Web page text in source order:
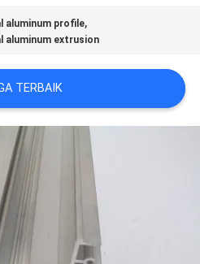
aluminum profile,
aluminum extrusion
TERBAIK